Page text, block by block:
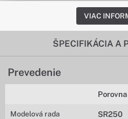
VIAC
ŠPECIFIKÁCIA A
Prevedenie
Modelová rada SR250